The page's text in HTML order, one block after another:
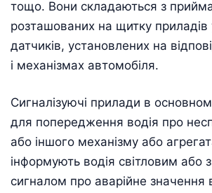
тощо. Вони складаються з
розташованих на щитку приладів у
датчиків, установлених на
і механізмах автомобіля.
Сигналізуючі прилади в
для попередження водія про
або іншого механізму або
інформують водія світловим або
сигналом про аварійне значення